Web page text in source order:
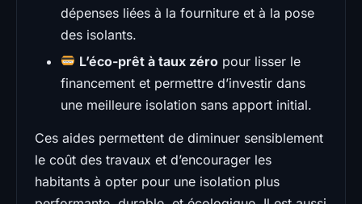
dépenses liées à la fourniture et à la pose
des isolants.
L’éco-prêt à taux zéro pour lisser le
financement et permettre d’investir dans
une meilleure isolation sans apport initial.
Ces aides permettent de diminuer sensiblement
le coût des travaux et d’encourager les
habitants à opter pour une isolation plus